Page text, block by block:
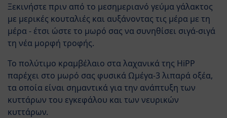
Ξεκινήστε πριν από το μεσημεριανό γεύμα γάλακτος
με μερικές κουταλιές και αυξάνοντας τις μέρα με τη
μέρα - έτσι ώστε το μωρό σας να συνηθίσει σιγά-σιγά
τη νέα μορφή τροφής.
Το πολύτιμο κραμβέλαιο στα λαχανικά της HiPP
παρέχει στο μωρό σας φυσικά Ωμέγα-3 λιπαρά οξέα,
τα οποία είναι σημαντικά για την ανάπτυξη των
κυττάρων του εγκεφάλου και των νευρικών
κυττάρων.